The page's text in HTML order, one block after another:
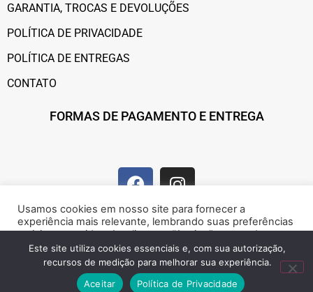
GARANTIA, TROCAS E DEVOLUÇÕES
POLÍTICA DE PRIVACIDADE
POLÍTICA DE ENTREGAS
CONTATO
FORMAS DE PAGAMENTO E ENTREGA
Marque presença na web!
Usamos cookies em nosso site para fornecer a
experiência mais relevante, lembrando suas preferências
e visitas repetidas. Ao clicar em “Aceitar”, concorda com a
utilização de cookies.
Aceitar
Este site utiliza cookies essenciais e, com sua autorização,
recursos de medição para melhorar sua experiência.
Aceitar
Política de Privacidade